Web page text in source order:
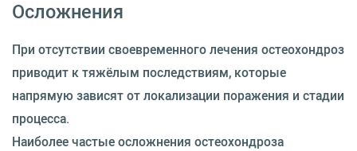
Осложнения
При отсутствии своевременного лечения остеохондроз
приводит к тяжёлым последствиям, которые
напрямую зависят от локализации поражения и стадии
процесса.
Наиболее частые осложнения остеохондроза